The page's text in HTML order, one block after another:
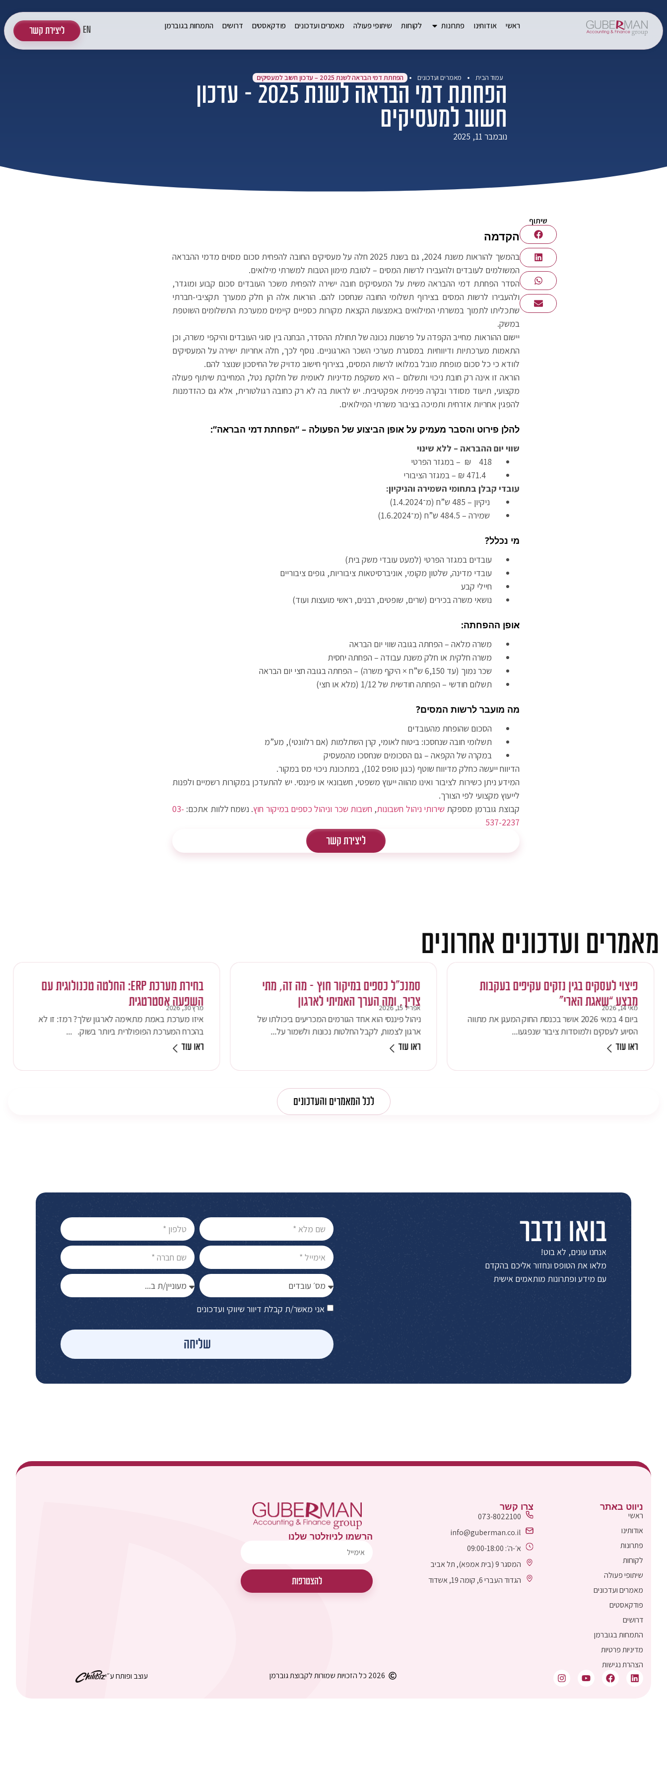
ראשי אודותינו פתרונות לקוחות שיתופי פעולה מאמרים ועדכונים פודקאסטים דרושים התמחות בגוברמן EN ליצירת קשר
עמוד הבית מאמרים ועדכונים הפחתת דמי הבראה לשנת 2025 – עדכון חשוב למעסיקים
הפחתת דמי הבראה לשנת 2025 – עדכון
חשוב למעסיקים
נובמבר 11, 2025
שיתוף
הקדמה
בהמשך להוראות משנת 2024, גם בשנת 2025 חלה על מעסיקים החובה להפחית סכום מסוים מדמי ההבראה
המשולמים לעובדים ולהעבירו לרשות המסים – לטובת מימון הטבות למשרתי מילואים.
הסדר הפחתת דמי ההבראה משית על המעסיקים חובה ישירה להפחית משכר העובדים סכום קבוע ומוגדר,
ולהעבירו לרשות המסים בצירוף תשלומי החובה שנחסכו להם. הוראות אלה הן חלק ממערך תקציבי-חברתי
שתכליתו לתמוך במשרתי המילואים באמצעות הקצאת מקורות כספיים קיימים ממערכת התשלומים השוטפת
במשק.
יישום ההוראות מחייב הקפדה על פרשנות נכונה של תחולת ההסדר, הבחנה בין סוגי העובדים והיקפי משרה, וכן
התאמות מערכתיות ודיווחיות במסגרת מערכי השכר הארגוניים. נוסף לכך, חלה אחריות ישירה על המעסיקים
לוודא כי כל סכום מופחת מובל במלואו לרשות המסים, בצירוף חישוב מדויק של החיסכון שנוצר להם.
הוראה זו אינה רק חובת ניכוי ותשלום – היא משקפת מדיניות לאומית של חלוקת נטל, המחייבת שיתוף פעולה
מקצועי, תיעוד מסודר ובקרה פנימית אפקטיבית. יש לראות בה לא רק כחובה רגולטורית, אלא גם כהזדמנות
להפגין אחריות אזרחית ותמיכה בציבור משרתי המילואים.
להלן פירוט והסבר מעמיק על אופן הביצוע של הפעולה – “הפחתת דמי הבראה”:
שווי יום ההבראה – ללא שינוי
עובדי קבלן בתחומי השמירה והניקיון:
ניקיון – 485 ש”ח (מ־1.4.2024)
שמירה – 484.5 ש”ח (מ־1.6.2024)
מי נכלל?
עובדים במגזר הפרטי (למעט עובדי משק בית)
עובדי מדינה, שלטון מקומי, אוניברסיטאות ציבוריות, גופים ציבוריים
חיילי קבע
נושאי משרה בכירים (שרים, שופטים, רבנים, ראשי מועצות ועוד)
אופן ההפחתה:
משרה מלאה – הפחתה בגובה שווי יום הבראה
משרה חלקית או חלק משנת עבודה – הפחתה יחסית
שכר נמוך (עד 6,150 ש”ח × היקף משרה) – הפחתה בגובה חצי יום הבראה
תשלום חודשי – הפחתה חודשית של 1/12 (מלא או חצי)
מה מועבר לרשות המסים?
הסכום שהופחת מהעובדים
תשלומי חובה שנחסכו: ביטוח לאומי, קרן השתלמות (אם רלוונטי), מע”מ
במקרה של הקפאה – גם הסכומים שנחסכו מהמעסיק
הדיווח ייעשה כחלק מדיווח שוטף (כגון טופס 102), במתכונת ניכוי מס במקור.
המידע ניתן כשירות לציבור ואינו מהווה ייעוץ משפטי, חשבונאי או פיננסי. יש להתעדכן במקורות רשמיים ולפנות
לייעוץ מקצועי לפי הצורך.
קבוצת גוברמן מספקת שירותי ניהול חשבונות, חשבות שכר וניהול כספים במיקור חוץ. נשמח ללוות אתכם: 03-
537-2237
ליצירת קשר
מאמרים ועדכונים אחרונים
פיצוי לעסקים בגין נזקים עקיפים בעקבות
מבצע “שאגת הארי”
מאי 14, 2026
ביום 4 במאי 2026 אושר בכנסת החוק המעגן את מתווה
הסיוע לעסקים ולמוסדות ציבור שנפגעו...
ראו עוד
סמנכ״ל כספים במיקור חוץ – מה זה, מתי
צריך, ומה הערך האמיתי לארגון
אפריל 15, 2026
ניהול פיננסי הוא אחד הגורמים המכריעים ביכולתו של
ארגון לצמוח, לקבל החלטות נכונות ולשמור על...
ראו עוד
בחירת מערכתERP: החלטה טכנולוגית עם
השפעה אסטרטגית
מרץ 30, 2026
איזו מערכת באמת מתאימה לארגון שלך? רמז: זו לא
בהכרח המערכת הפופולרית ביותר בשוק. ...
ראו עוד
לכל המאמרים והעדכונים
בואו נדבר
אנחנו עונים, לא בוט!
מלאו את הטופס ונחזור אליכם בהקדם
עם מידע ופתרונות מותאמים אישית
אני מאשר/ת קבלת דיוור שיווקי ועדכונים
שליחה
ניווט באתר
ראשי
אודותינו
פתרונות
לקוחות
שיתופי פעולה
מאמרים ועדכונים
פודקאסטים
דרושים
התמחות בגוברמן
מדיניות פרטיות
הצהרת נגישות
צרו קשר
073-8022100
info@guberman.co.il
א׳-ה׳: 09:00-18:00
המסגר 9 (בית אמפא), תל אביב
הגדוד העברי 6, קומה 19, אשדוד
הרשמו לניוזלטר שלנו
להצטרפות
2026 כל הזכויות שמורות לקבוצת גוברמן עוצב ופותח ע״י